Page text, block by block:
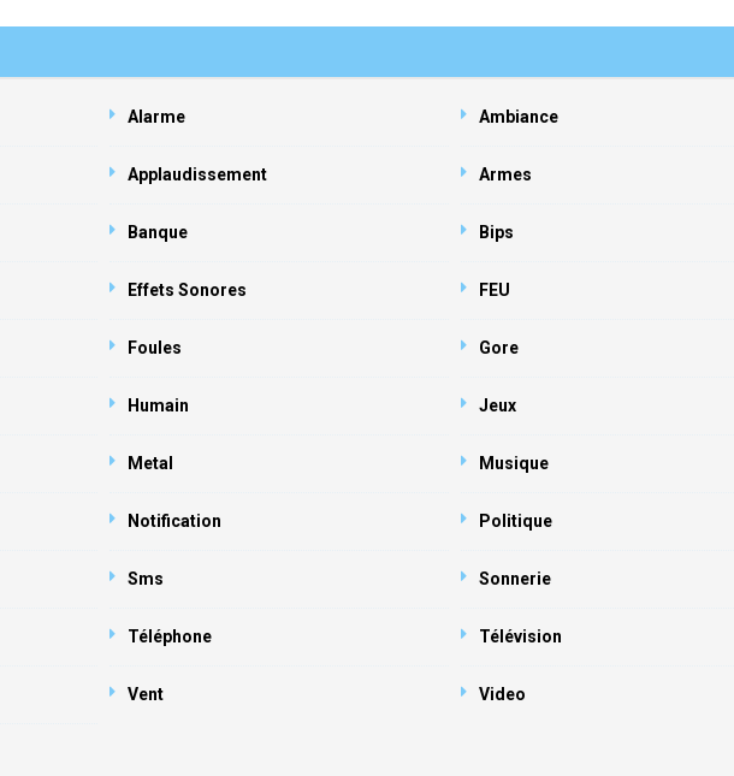
Alarme Ambiance
Applaudissement Armes
Banque Bips
Effets Sonores FEU
Foules Gore
Humain Jeux
Metal Musique
Notification Politique
Sms Sonnerie
Téléphone Télévision
Vent Video